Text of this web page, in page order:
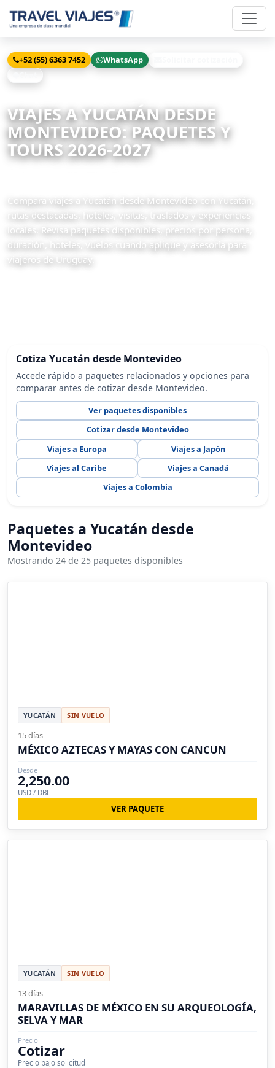
+52 (55) 6363 7452 WhatsApp
VIAJES A YUCATÁN DESDE
MONTEVIDEO: PAQUETES Y
TOURS 2026-2027
Compara viajes a Yucatán desde Montevideo con Yucatán,
rutas destacadas, hoteles, visitas, traslados y experiencias
locales. Revisa paquetes disponibles, precios por persona,
duración, hoteles, vuelos cuando aplique y asesoría para
viajeros de Uruguay.
Cotiza Yucatán desde Montevideo
Accede rápido a paquetes relacionados y opciones para
comparar antes de cotizar desde Montevideo.
Ver paquetes disponibles
Cotizar desde Montevideo
Viajes a Europa
Viajes a Japón
Viajes al Caribe
Viajes a Canadá
Viajes a Colombia
Paquetes a Yucatán desde
Montevideo
Mostrando 24 de 25 paquetes disponibles
YUCATÁN SIN VUELO
15 días
MÉXICO AZTECAS Y MAYAS CON CANCUN
Desde
2,250.00
USD / DBL
VER PAQUETE
YUCATÁN SIN VUELO
13 días
MARAVILLAS DE MÉXICO EN SU ARQUEOLOGÍA,
SELVA Y MAR
Precio
Cotizar
Precio bajo solicitud